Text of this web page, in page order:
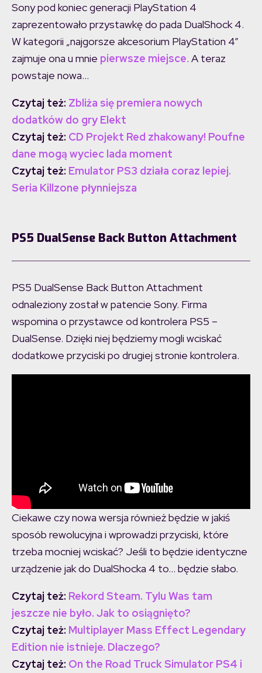
Sony pod koniec generacji PlayStation 4
zaprezentowało przystawkę do pada DualShock 4.
W kategorii „najgorsze akcesorium PlayStation 4”
zajmuje ona u mnie pierwsze miejsce. A teraz
powstaje nowa…
Czytaj też: Zbliża się premiera nowych
dodatków do gry Elekt
Czytaj też: CD Projekt Red zhakowany! Poufne
dane mogą wyciec lada moment
Czytaj też: Emulator PS3 działa coraz lepiej.
Seria Killzone płynniejsza
PS5 DualSense Back Button Attachment
PS5 DualSense Back Button Attachment
odnaleziony został w patencie Sony. Firma
wspomina o przystawce od kontrolera PS5 –
DualSense. Dzięki niej będziemy mogli wciskać
dodatkowe przyciski po drugiej stronie kontrolera.
Ciekawe czy nowa wersja również będzie w jakiś
sposób rewolucyjna i wprowadzi przyciski, które
trzeba mocniej wciskać? Jeśli to będzie identyczne
urządzenie jak do DualShocka 4 to… będzie słabo.
Czytaj też: Rekord Steam. Tylu Was tam
jeszcze nie było. Jak to osiągnięto?
Czytaj też: Multiplayer Mass Effect Legendary
Edition nie istnieje. Dlaczego?
Czytaj też: On the Road Truck Simulator PS4 i